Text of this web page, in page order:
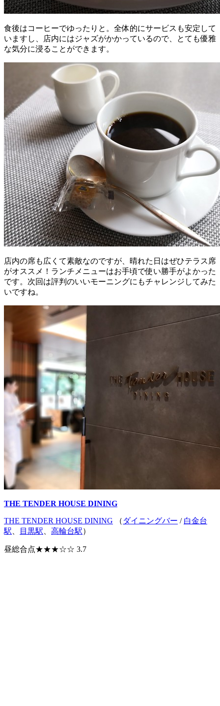
食後はコーヒーでゆったりと。全体的にサービスも安定して
いますし、店内にはジャズがかかっているので、とても優雅
な気分に浸ることができます。
店内の席も広くて素敵なのですが、晴れた日はぜひテラス席
がオススメ！ランチメニューはお手頃で使い勝手がよかった
です。次回は評判のいいモーニングにもチャレンジしてみた
いですね。
THE TENDER HOUSE DINING
THE TENDER HOUSE DINING （ ダイニングバー / 白金台
駅
目黒駅 高輪台駅）
昼総合点★★★☆☆ 3.7